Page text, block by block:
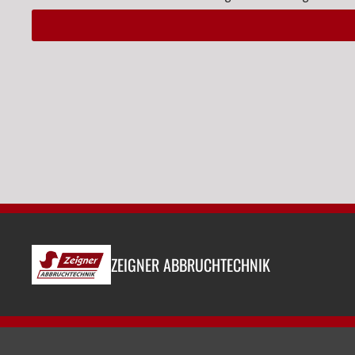
ZEIGNER ABBRUCHTECHNIK